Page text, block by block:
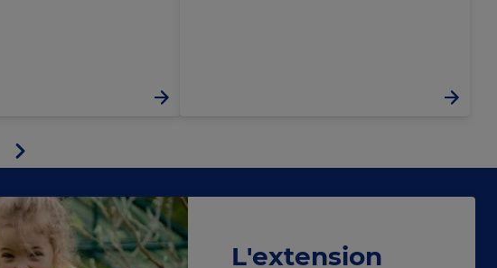
suivant
L'extension